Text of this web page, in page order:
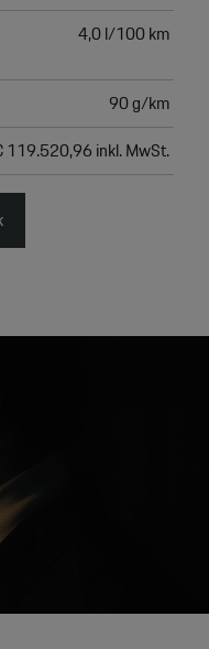
4,0 l/100 km
90 g/km
119.520,96 inkl. MwSt.